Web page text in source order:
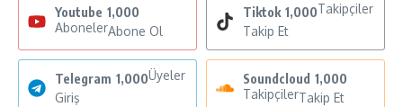
Youtube 1,000
AbonelerAbone Ol
Tiktok 1,000Takipçiler
Takip Et
Telegram 1,000Üyeler
Giriş
Soundcloud 1,000
TakipçilerTakip Et